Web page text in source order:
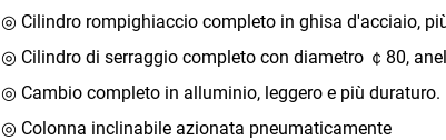
◎ Cilindro rompighiaccio completo in ghisa d'acciaio,
◎ Cilindro di serraggio completo con diametro ￠80,
◎ Cambio completo in alluminio, leggero e più duraturo.
◎ Colonna inclinabile azionata pneumaticamente